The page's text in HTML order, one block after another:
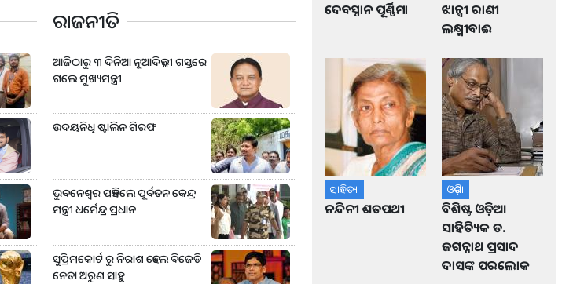
ରାଜନୀତି
ଆଜିଠାରୁ ୩ ଦିନିଆ ନୂଆଦିଲ୍ଲୀ ଗସ୍ତରେ
ଗଲେ ମୁଖ୍ୟମନ୍ତ୍ରୀ
ଉଦୟନିଧି ଷ୍ଟାଲିନ ଗିରଫ
ଭୁବନେଶ୍ୱର ପହଞ୍ଚିଲେ ପୂର୍ବତନ କେନ୍ଦ୍ର
ମନ୍ତ୍ରୀ ଧର୍ମେନ୍ଦ୍ର ପ୍ରଧାନ
ସୁପ୍ରିମକୋର୍ଟ ରୁ ନିରାଶ ହେଲେ ବିଜେଡି
ନେତା ଅରୁଣ ସାହୁ
ଦେବସ୍ନାନ ପୂର୍ଣ୍ଣିମା
ଝାନ୍ସୀ ରାଣୀ
ଲକ୍ଷ୍ମୀବାଈ
ସାହିତ୍ୟ
ନନ୍ଦିନୀ ଶତପଥୀ
ଓଡ଼ିଶା
ବିଶିଷ୍ଟ ଓଡ଼ିଆ
ସାହିତ୍ୟିକ ଡ.
ଜଗନ୍ନାଥ ପ୍ରସାଦ
ଦାସଙ୍କ ପରଲୋକ